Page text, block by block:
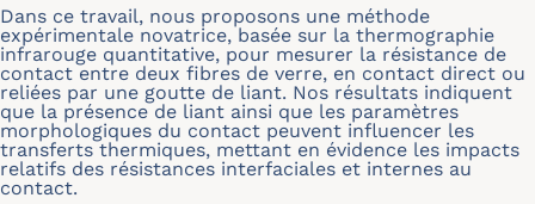
Dans ce travail, nous proposons une méthode
expérimentale novatrice, basée sur la thermographie
infrarouge quantitative, pour mesurer la résistance de
contact entre deux fibres de verre, en contact direct ou
reliées par une goutte de liant. Nos résultats indiquent
que la présence de liant ainsi que les paramètres
morphologiques du contact peuvent influencer les
transferts thermiques, mettant en évidence les impacts
relatifs des résistances interfaciales et internes au
contact.